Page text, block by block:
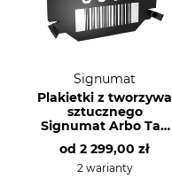
Signumat
Plakietki z tworzywa
sztucznego
Signumat Arbo Tag
Barcode Black z
aluminiowymi
gwoździami
od 2 299,00 zł
2 warianty